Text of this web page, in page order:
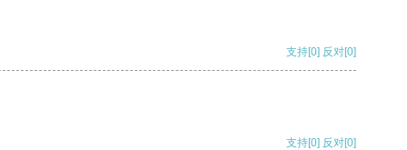
支持[0] 反对[0]
支持[0] 反对[0]